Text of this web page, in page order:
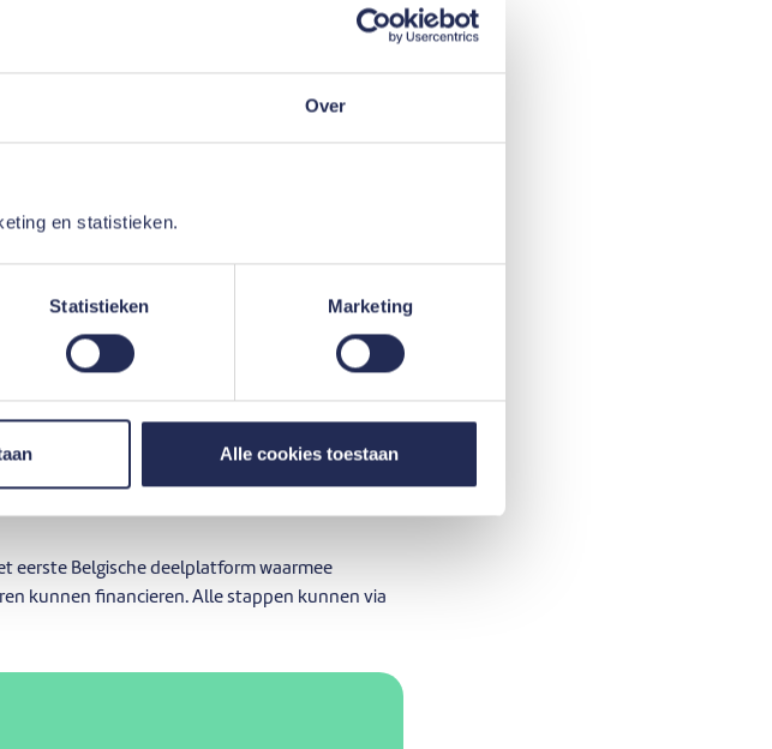
Over
en statistieken.
Statistieken Marketing
Alle cookies toestaan
over de
vervroegde
terugbetaling gehandhaafd blijven en dus het
afbetaling.
afbetaling vervroegd heeft afgelost. Hij
van € 68. Hierdoor kan hij zijn
Hij weet ook dat het bij een hypothecaire
eerste Belgische deelplatform waarmee
kunnen financieren. Alle stappen kunnen via